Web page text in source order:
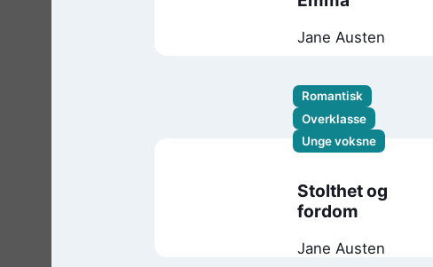
Jane Austen
Romantisk
Overklasse
Unge voksne
Stolthet og
fordom
Jane Austen